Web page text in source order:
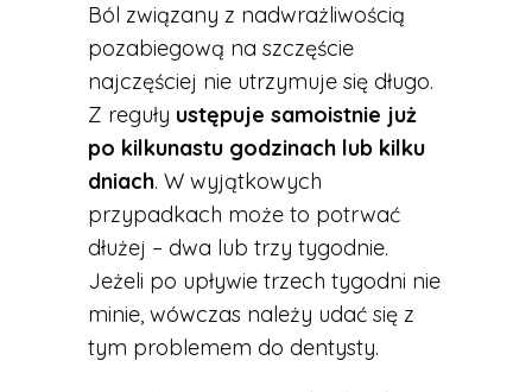
Ból związany z nadwrażliwością
pozabiegową na szczęście
najczęściej nie utrzymuje się długo.
Z reguły ustępuje samoistnie już
po kilkunastu godzinach lub kilku
dniach. W wyjątkowych
przypadkach może to potrwać
dłużej – dwa lub trzy tygodnie.
Jeżeli po upływie trzech tygodni nie
minie, wówczas należy udać się z
tym problemem do dentysty.